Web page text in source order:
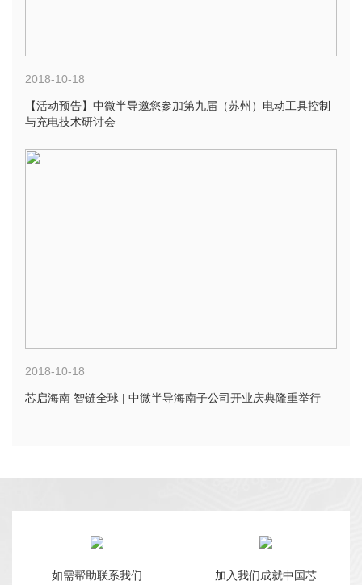
2018-10-18
【活动预告】中微半导邀您参加第九届（苏州）电动工具控制
与充电技术研讨会
2018-10-18
芯启海南 智链全球 | 中微半导海南子公司开业庆典隆重举行
如需帮助联系我们 加入我们成就中国芯